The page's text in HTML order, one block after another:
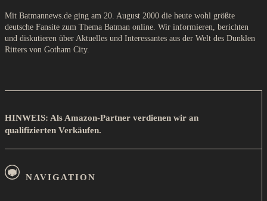
Mit Batmannews.de ging am 20. August 2000 die heute wohl größte
deutsche Fansite zum Thema Batman online. Wir informieren, berichten
und diskutieren über Aktuelles und Interessantes aus der Welt des Dunklen
Ritters von Gotham City.
HINWEIS: Als Amazon-Partner verdienen wir an
qualifizierten Verkäufen.
NAVIGATION